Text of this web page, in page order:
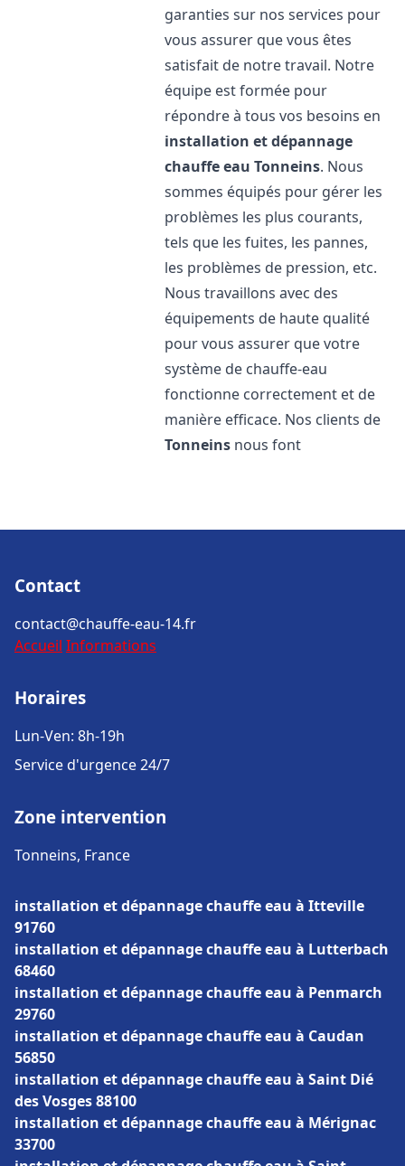
garanties sur nos services pour
vous assurer que vous êtes
satisfait de notre travail. Notre
équipe est formée pour
répondre à tous vos besoins en
installation et dépannage
chauffe eau Tonneins. Nous
sommes équipés pour gérer les
problèmes les plus courants,
tels que les fuites, les pannes,
les problèmes de pression, etc.
Nous travaillons avec des
équipements de haute qualité
pour vous assurer que votre
système de chauffe-eau
fonctionne correctement et de
manière efficace. Nos clients de
Tonneins nous font
Contact
contact@chauffe-eau-14.fr
Accueil Informations
Horaires
Lun-Ven: 8h-19h
Service d'urgence 24/7
Zone intervention
Tonneins, France
installation et dépannage chauffe eau à Itteville
91760
installation et dépannage chauffe eau à Lutterbach
68460
installation et dépannage chauffe eau à Penmarch
29760
installation et dépannage chauffe eau à Caudan
56850
installation et dépannage chauffe eau à Saint Dié
des Vosges 88100
installation et dépannage chauffe eau à Mérignac
33700